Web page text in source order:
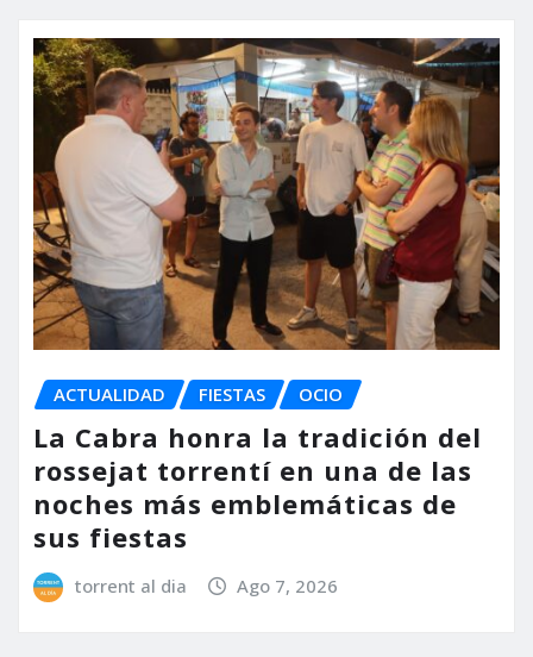
ACTUALIDAD FIESTAS OCIO
La Cabra honra la tradición del
rossejat torrentí en una de las
noches más emblemáticas de
sus fiestas
torrent al dia Ago 7, 2026